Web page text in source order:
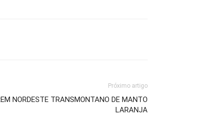
Próximo artigo
NORDESTE TRANSMONTANO DE MANTO
LARANJA